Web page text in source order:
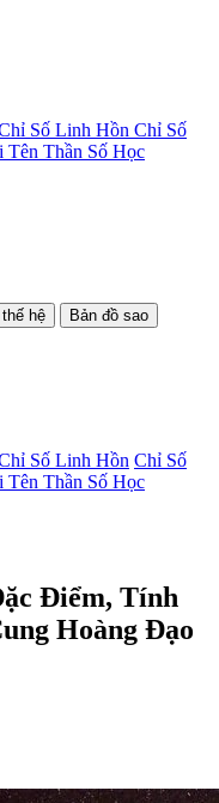
Số Linh Hồn Chỉ Số
Tên Thần Số Học
thế hệ
Bản đồ sao
Số Linh Hồn Chỉ Số
Tên Thần Số Học
Điểm, Tính
Hoàng Đạo